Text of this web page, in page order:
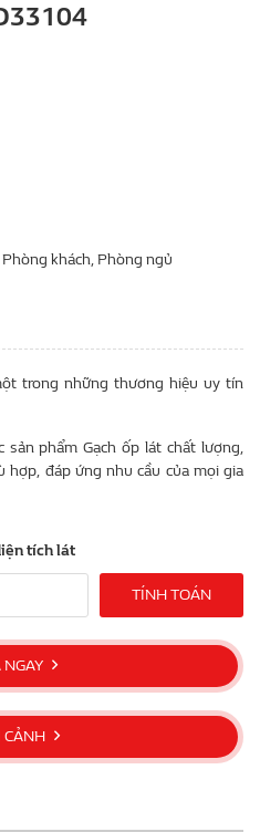
khách, Phòng ngủ
trong những thương hiệu uy tín
sản phẩm Gạch ốp lát chất lượng,
hợp, đáp ứng nhu cầu của mọi gia
tích lát
TÍNH TOÁN
CẢNH